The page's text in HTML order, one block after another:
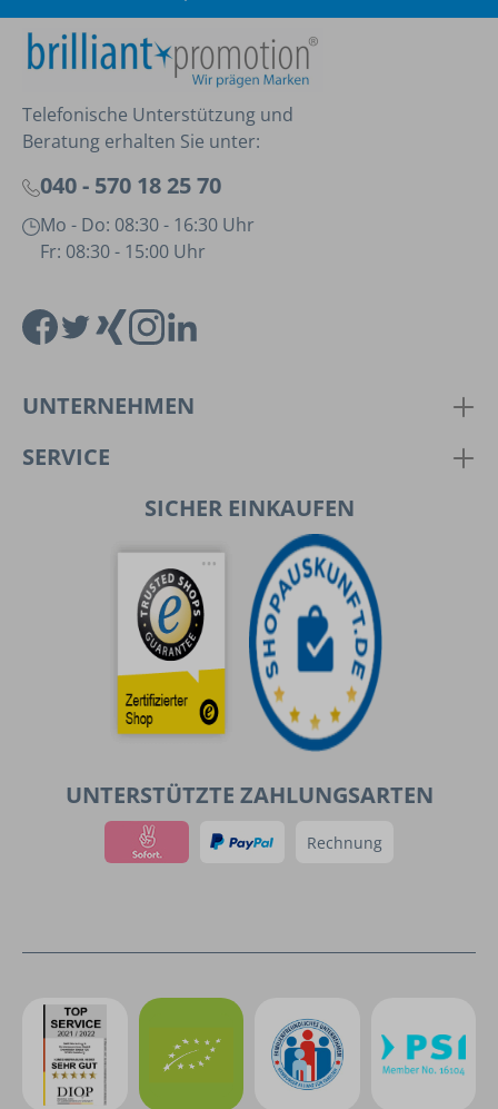
Telefonische Unterstützung und
Beratung erhalten Sie unter:
040 - 570 18 25 70
Mo - Do: 08:30 - 16:30 Uhr
Fr: 08:30 - 15:00 Uhr
UNTERNEHMEN
SERVICE
SICHER EINKAUFEN
UNTERSTÜTZTE ZAHLUNGSARTEN
Rechnung